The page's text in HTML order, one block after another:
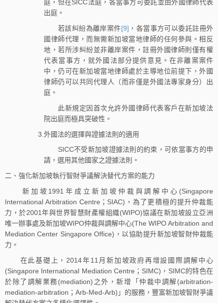
庭，但在SICC法庭，各當事方可委託並由外國律師代表
出庭。
若該糾紛為離岸案件[9] ，各當事方可以委託註冊外
國律師代理，而無需新加坡當地律師的任何參與。相反
地，若所涉糾紛並非離岸案件，註冊外國律師則僅有權
代表當事方，就外國法部分提供意見。在非離案案件
中，仍可在新加坡當地律師處於主導地位前提下，外國
律師仍可以共同代理人（而非僅是外國法專家身分）出
庭。
此新規定因首次允許外國律師代表客戶在新加坡法
院出庭而極具突破性。
3.外國法的選擇與證據法則的適用
SICC不受新加坡證據法則的約束，可依當事方的申
請，選用其他國家之證據法則。
二、強化新加坡執行智財爭議解決替代方案的能力
新加坡1991年成立新加坡仲裁與調解中心(Singapore
International Arbitration Centre；SIAC)，為了更積極的提升仲裁能
力，於2001年與世界智慧財產權組織(WIPO)協議在新加坡設立亞洲
唯一辦事處及新加坡WIPO仲裁與調解中心(The WIPO Arbitration and
Mediation Center Singapore Office)，以協助提升新加坡智財仲裁能
力。
在此基礎上，2014年11月新加坡政府再增設國際調解中心
(Singapore International Mediation Centre；SIMC)，SIMC的特色在
於除了調解業務(mediation)之外，新增「仲裁中調解(arbitration-
mediation-arbitration；Arb-Med-Arb)」的服務，豐富新加坡智財爭議